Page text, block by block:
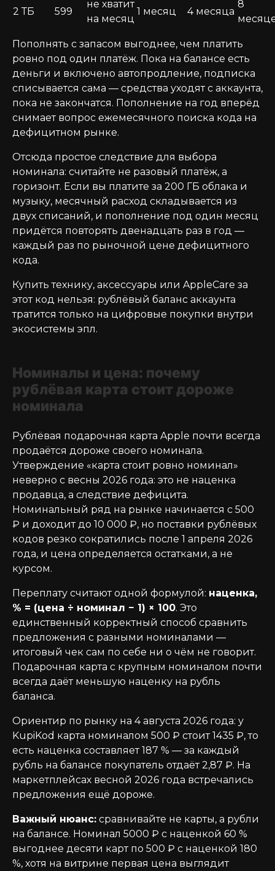
2 ТБ 599
не хватит
на месяц
1 месяц 4 месяца
8
Пополнять с запасом выгоднее, чем платить
ровно под один платёж. Пока на балансе есть
деньги и включено автопродление, подписка
списывается сама — средства уходят с аккаунта,
пока не закончатся. Пополнение на год вперёд
снимает вопрос ежемесячного поиска кода на
дефицитном рынке.
Отсюда простое следствие для выбора
номинала: считайте не разовый платёж, а
горизонт. Если вы платите за 200 ГБ облака и
музыку, месячный расход складывается из
двух списаний, и пополнение под один месяц
придётся повторять двенадцать раз в год —
каждый раз по рыночной цене дефицитного
кода.
Купить технику, аксессуары или AppleCare за
этот код нельзя: рублёвый баланс аккаунта
тратится только на цифровые покупки внутри
экосистемы эпл.
Номиналы и цена: почему
рублёвая карта стоит дороже
номинала
Рублёвая подарочная карта Apple почти всегда
продаётся дороже своего номинала.
Утверждение «карта стоит ровно номинал»
неверно с весны 2026 года: это не наценка
продавца, а следствие дефицита.
Номинальный ряд на рынке начинается с 500
₽ и доходит до 10 000 ₽, но поставки рублёвых
кодов резко сократились после 1 апреля 2026
года, и цена определяется остатками, а не
курсом.
Переплату считают одной формулой: наценка,
% = (цена ÷ номинал − 1) × 100. Это
единственный корректный способ сравнить
предложения с разными номиналами —
итоговый чек сам по себе ни о чём не говорит.
Подарочная карта с крупным номиналом почти
всегда даёт меньшую наценку на рубль
баланса.
Ориентир по рынку на 4 августа 2026 года: у
KupiKod карта номиналом 500 ₽ стоит 1435 ₽, то
есть наценка составляет 187 % — за каждый
рубль на балансе покупатель отдаёт 2,87 ₽. На
маркетплейсах весной 2026 года встречались
предложения ещё дороже.
Важный нюанс: сравнивайте не карты, а рубли
на балансе. Номинал 5000 ₽ с наценкой 60 %
выгоднее десяти карт по 500 ₽ с наценкой 180
%, хотя на витрине первая цена выглядит